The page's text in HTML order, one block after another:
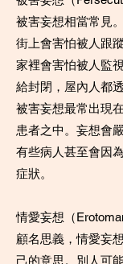
被害妄想相當常見
街上會害怕被人跟
家裡會害怕被人監
給封閉，屋內人都
被害妄想最常出現
患者之中。妄想會
有些病人甚至會因
症狀。
情愛妄想（
顧名思義，情愛妄
己的意思。別人可